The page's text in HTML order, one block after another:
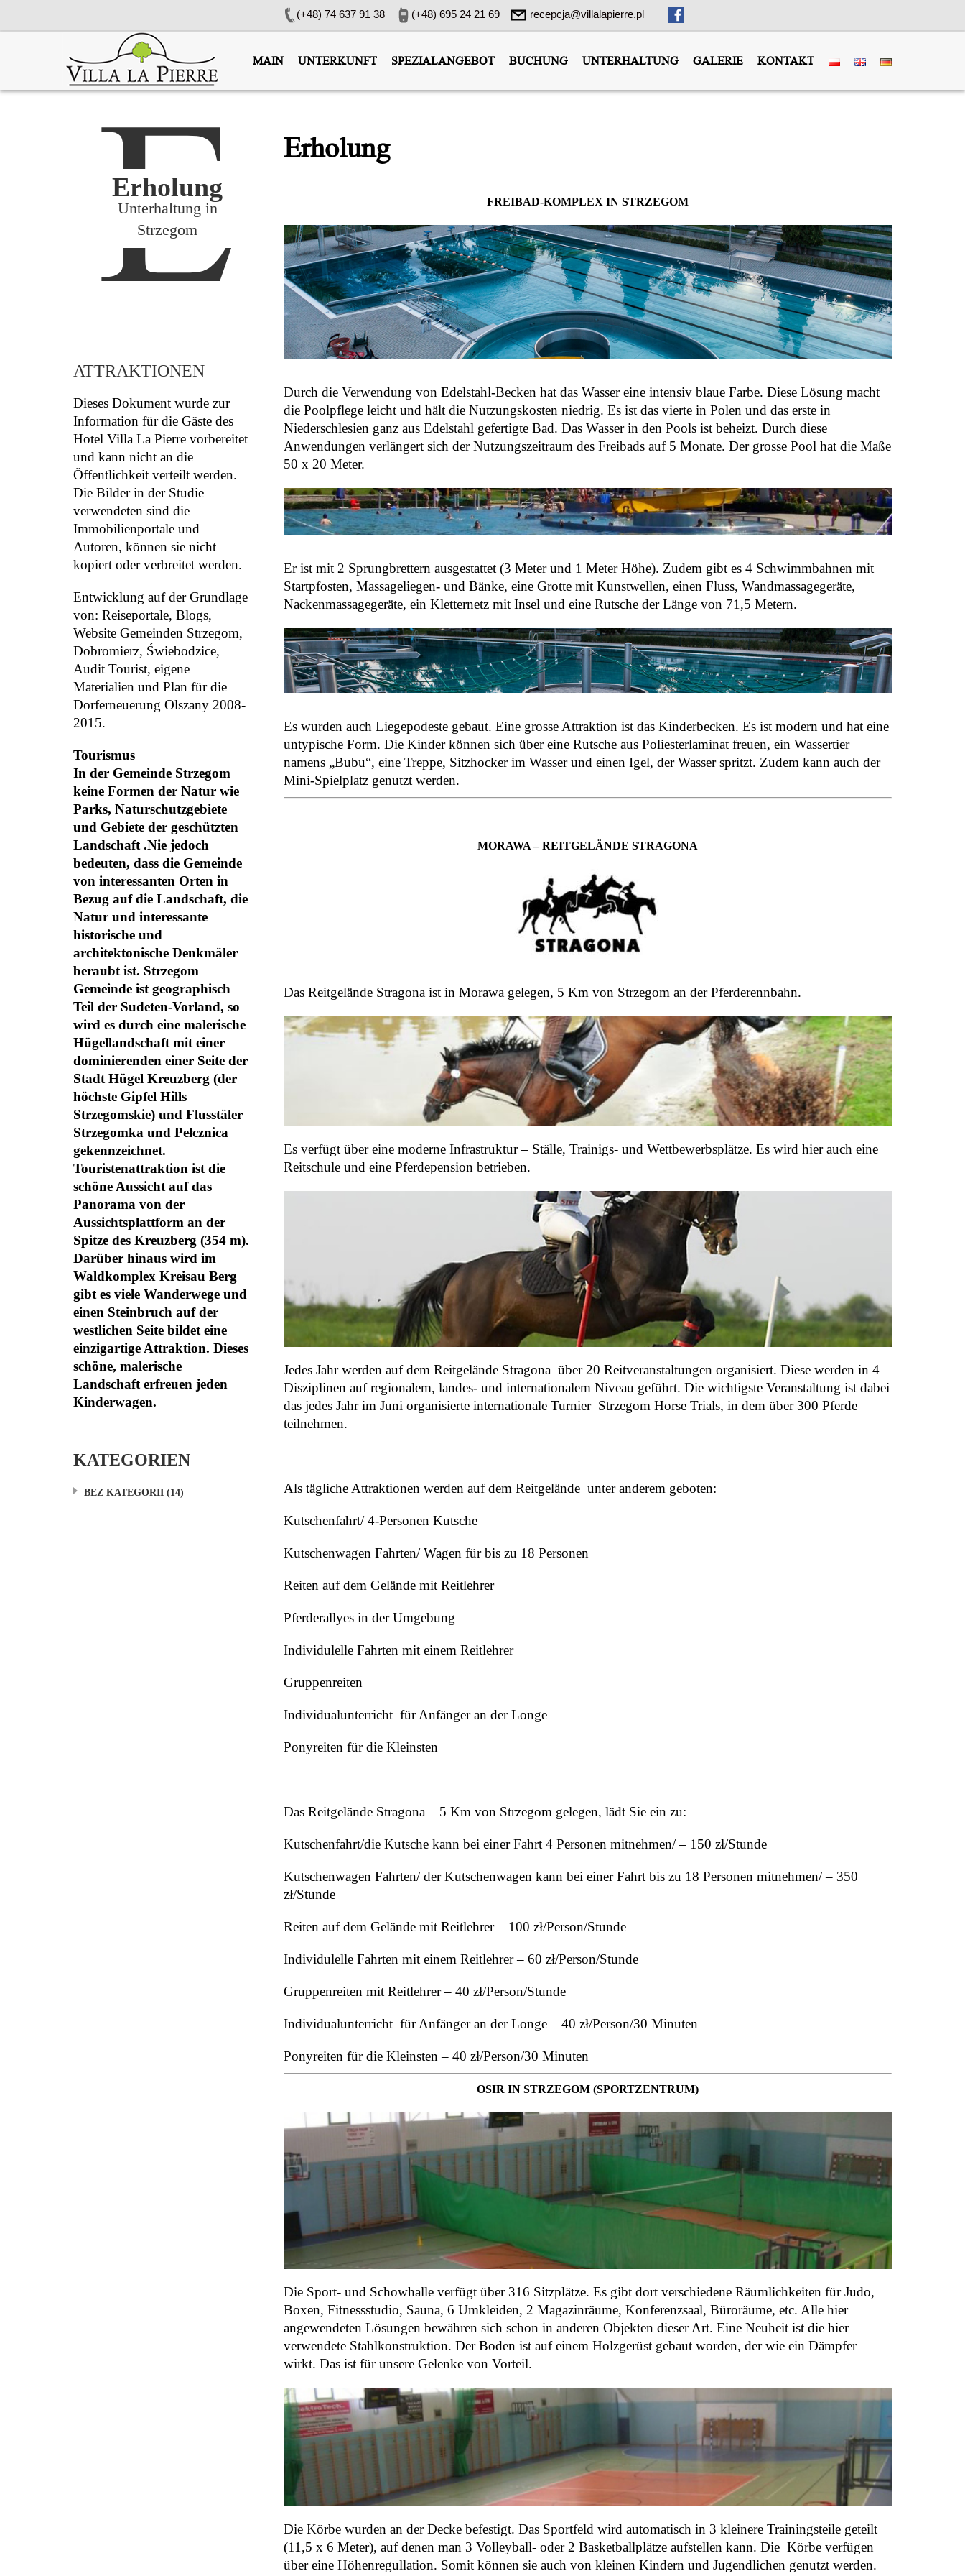
(+48) 74 637 91 38 (+48) 695 24 21 69 recepcja@villalapierre.pl
MAIN UNTERKUNFT SPEZIALANGEBOT BUCHUNG UNTERHALTUNG GALERIE KONTAKT
E
Erholung
Unterhaltung in
Strzegom
ATTRAKTIONEN
Dieses Dokument wurde zur
Information für die Gäste des
Hotel Villa La Pierre vorbereitet
und kann nicht an die
Öffentlichkeit verteilt werden.
Die Bilder in der Studie
verwendeten sind die
Immobilienportale und
Autoren, können sie nicht
kopiert oder verbreitet werden.
Entwicklung auf der Grundlage
von: Reiseportale, Blogs,
Website Gemeinden Strzegom,
Dobromierz, Świebodzice,
Audit Tourist, eigene
Materialien und Plan für die
Dorferneuerung Olszany 2008-
2015.
Tourismus
In der Gemeinde Strzegom
keine Formen der Natur wie
Parks, Naturschutzgebiete
und Gebiete der geschützten
Landschaft .Nie jedoch
bedeuten, dass die Gemeinde
von interessanten Orten in
Bezug auf die Landschaft, die
Natur und interessante
historische und
architektonische Denkmäler
beraubt ist. Strzegom
Gemeinde ist geographisch
Teil der Sudeten-Vorland, so
wird es durch eine malerische
Hügellandschaft mit einer
dominierenden einer Seite der
Stadt Hügel Kreuzberg (der
höchste Gipfel Hills
Strzegomskie) und Flusstäler
Strzegomka und Pełcznica
gekennzeichnet.
Touristenattraktion ist die
schöne Aussicht auf das
Panorama von der
Aussichtsplattform an der
Spitze des Kreuzberg (354 m).
Darüber hinaus wird im
Waldkomplex Kreisau Berg
gibt es viele Wanderwege und
einen Steinbruch auf der
westlichen Seite bildet eine
einzigartige Attraktion. Dieses
schöne, malerische
Landschaft erfreuen jeden
Kinderwagen.
KATEGORIEN
BEZ KATEGORII (14)
Erholung
FREIBAD-KOMPLEX IN STRZEGOM
Durch die Verwendung von Edelstahl-Becken hat das Wasser eine intensiv blaue Farbe. Diese Lösung macht
die Poolpflege leicht und hält die Nutzungskosten niedrig. Es ist das vierte in Polen und das erste in
Niederschlesien ganz aus Edelstahl gefertigte Bad. Das Wasser in den Pools ist beheizt. Durch diese
Anwendungen verlängert sich der Nutzungszeitraum des Freibads auf 5 Monate. Der grosse Pool hat die Maße
50 x 20 Meter.
Er ist mit 2 Sprungbrettern ausgestattet (3 Meter und 1 Meter Höhe). Zudem gibt es 4 Schwimmbahnen mit
Startpfosten, Massageliegen- und Bänke, eine Grotte mit Kunstwellen, einen Fluss, Wandmassagegeräte,
Nackenmassagegeräte, ein Kletternetz mit Insel und eine Rutsche der Länge von 71,5 Metern.
Es wurden auch Liegepodeste gebaut. Eine grosse Attraktion ist das Kinderbecken. Es ist modern und hat eine
untypische Form. Die Kinder können sich über eine Rutsche aus Poliesterlaminat freuen, ein Wassertier
namens „Bubu“, eine Treppe, Sitzhocker im Wasser und einen Igel, der Wasser spritzt. Zudem kann auch der
Mini-Spielplatz genutzt werden.
MORAWA – REITGELÄNDE STRAGONA
Das Reitgelände Stragona ist in Morawa gelegen, 5 Km von Strzegom an der Pferderennbahn.
Es verfügt über eine moderne Infrastruktur – Ställe, Trainigs- und Wettbewerbsplätze. Es wird hier auch eine
Reitschule und eine Pferdepension betrieben.
Jedes Jahr werden auf dem Reitgelände Stragona über 20 Reitveranstaltungen organisiert. Diese werden in 4
Disziplinen auf regionalem, landes- und internationalem Niveau geführt. Die wichtigste Veranstaltung ist dabei
das jedes Jahr im Juni organisierte internationale Turnier Strzegom Horse Trials, in dem über 300 Pferde
teilnehmen.
Als tägliche Attraktionen werden auf dem Reitgelände unter anderem geboten:
Kutschenfahrt/ 4-Personen Kutsche
Kutschenwagen Fahrten/ Wagen für bis zu 18 Personen
Reiten auf dem Gelände mit Reitlehrer
Pferderallyes in der Umgebung
Individulelle Fahrten mit einem Reitlehrer
Gruppenreiten
Individualunterricht für Anfänger an der Longe
Ponyreiten für die Kleinsten
Das Reitgelände Stragona – 5 Km von Strzegom gelegen, lädt Sie ein zu:
Kutschenfahrt/die Kutsche kann bei einer Fahrt 4 Personen mitnehmen/ – 150 zł/Stunde
Kutschenwagen Fahrten/ der Kutschenwagen kann bei einer Fahrt bis zu 18 Personen mitnehmen/ – 350
zł/Stunde
Reiten auf dem Gelände mit Reitlehrer – 100 zł/Person/Stunde
Individulelle Fahrten mit einem Reitlehrer – 60 zł/Person/Stunde
Gruppenreiten mit Reitlehrer – 40 zł/Person/Stunde
Individualunterricht für Anfänger an der Longe – 40 zł/Person/30 Minuten
Ponyreiten für die Kleinsten – 40 zł/Person/30 Minuten
OSIR IN STRZEGOM (SPORTZENTRUM)
Die Sport- und Schowhalle verfügt über 316 Sitzplätze. Es gibt dort verschiedene Räumlichkeiten für Judo,
Boxen, Fitnessstudio, Sauna, 6 Umkleiden, 2 Magazinräume, Konferenzsaal, Büroräume, etc. Alle hier
angewendeten Lösungen bewähren sich schon in anderen Objekten dieser Art. Eine Neuheit ist die hier
verwendete Stahlkonstruktion. Der Boden ist auf einem Holzgerüst gebaut worden, der wie ein Dämpfer
wirkt. Das ist für unsere Gelenke von Vorteil.
Die Körbe wurden an der Decke befestigt. Das Sportfeld wird automatisch in 3 kleinere Trainingsteile geteilt
(11,5 x 6 Meter), auf denen man 3 Volleyball- oder 2 Basketballplätze aufstellen kann. Die Körbe verfügen
über eine Höhenregullation. Somit können sie auch von kleinen Kindern und Jugendlichen genutzt werden.